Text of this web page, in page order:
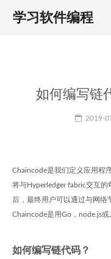
学习软件编程
如何编写链
2019-
Chaincode是我们定义应用程
将与Hyperledger fabric交互
后，最终用户可以通过与网络
Chaincode是用Go，node.js或
如何编写链代码？